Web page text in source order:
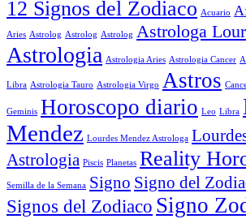
12 Signos del Zodiaco Acuario
Aries Astrolog Astrolog Astrolog Astrologa
Astrologia Astrologia Aries Astrologia Cancer
Libra Astrologia Tauro Astrologia Virgo Astros
Geminis Horoscopo diario Leo Libra
Mendez Lourdes Mendez Astrologa
Astrologia Piscis Planetas Reality
Semilla de la Semana Signo Signo del
Signos del Zodiaco Signo